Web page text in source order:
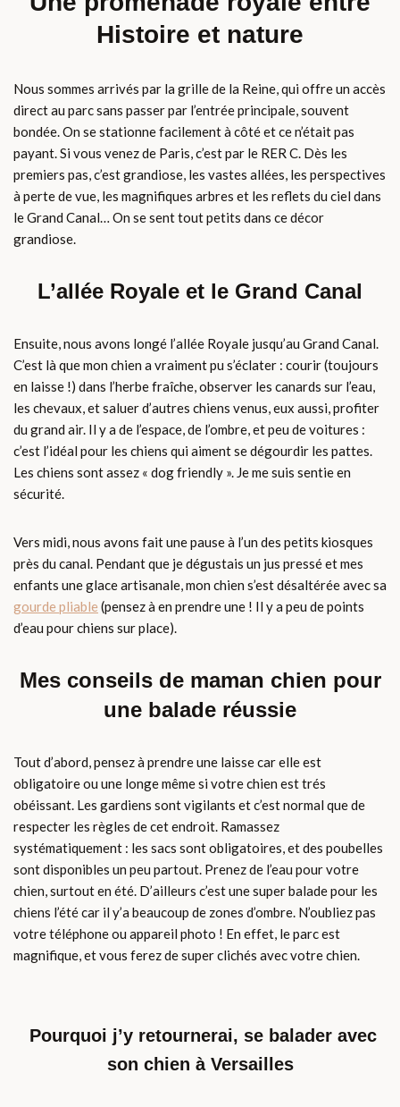
Histoire et nature
Nous sommes arrivés par la grille de la Reine, qui offre un accès
direct au parc sans passer par l’entrée principale, souvent
bondée. On se stationne facilement à côté et ce n’était pas
payant. Si vous venez de Paris, c’est par le RER C. Dès les
premiers pas, c’est grandiose, les vastes allées, les perspectives
à perte de vue, les magnifiques arbres et les reflets du ciel dans
le Grand Canal… On se sent tout petits dans ce décor
grandiose.
L’allée Royale et le Grand Canal
Ensuite, nous avons longé l’allée Royale jusqu’au Grand Canal.
C’est là que mon chien a vraiment pu s’éclater : courir (toujours
en laisse !) dans l’herbe fraîche, observer les canards sur l’eau,
les chevaux, et saluer d’autres chiens venus, eux aussi, profiter
du grand air. Il y a de l’espace, de l’ombre, et peu de voitures :
c’est l’idéal pour les chiens qui aiment se dégourdir les pattes.
Les chiens sont assez « dog friendly ». Je me suis sentie en
sécurité.
Vers midi, nous avons fait une pause à l’un des petits kiosques
près du canal. Pendant que je dégustais un jus pressé et mes
enfants une glace artisanale, mon chien s’est désaltérée avec sa
gourde pliable (pensez à en prendre une ! Il y a peu de points
d’eau pour chiens sur place).
Mes conseils de maman chien pour
une balade réussie
Tout d’abord, pensez à prendre une laisse car elle est
obligatoire ou une longe même si votre chien est trés
obéissant. Les gardiens sont vigilants et c’est normal que de
respecter les règles de cet endroit. Ramassez
systématiquement : les sacs sont obligatoires, et des poubelles
sont disponibles un peu partout. Prenez de l’eau pour votre
chien, surtout en été. D’ailleurs c’est une super balade pour les
chiens l’été car il y’a beaucoup de zones d’ombre. N’oubliez pas
votre téléphone ou appareil photo ! En effet, le parc est
magnifique, et vous ferez de super clichés avec votre chien.
Pourquoi j’y retournerai, se balader avec
son chien à Versailles